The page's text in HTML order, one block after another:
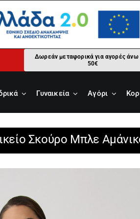
Δωρεάν μεταφορικά για αγορές άνω
50€
Γυναικεία Αγόρι
Σκούρο Μπλε